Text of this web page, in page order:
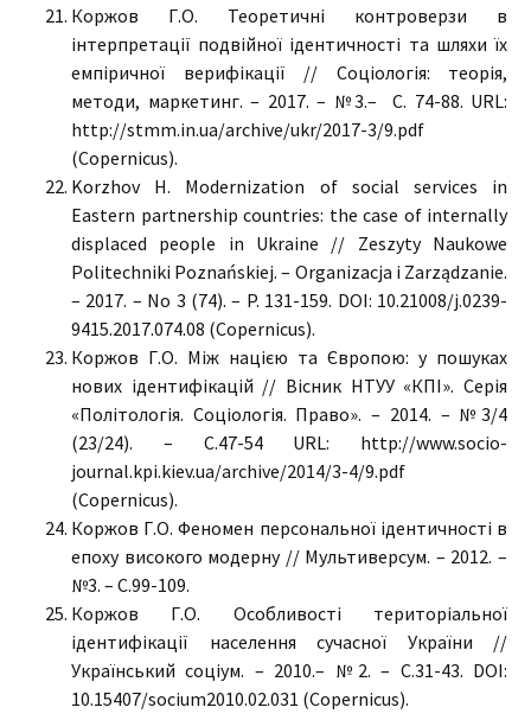
Коржов Г.О. Теоретичні контроверзи в
інтерпретації подвійної ідентичності та шляхи їх
емпіричної верифікації // Соціологія: теорія,
методи, маркетинг. – 2017. – №3.– С. 74-88. URL:
http://stmm.in.ua/archive/ukr/2017-3/9.pdf
(Copernicus).
Korzhov H. Modernization of social services in
Eastern partnership countries: the case of internally
displaced people in Ukraine // Zeszyty Naukowe
Politechniki Poznańskiej. – Organizacja i Zarządzanie.
– 2017. – No 3 (74). – P. 131-159. DOI: 10.21008/j.0239-
9415.2017.074.08 (Copernicus).
Коржов Г.О. Між нацією та Європою: у пошуках
нових ідентифікацій // Вісник НТУУ «КПІ». Серія
«Політологія. Соціологія. Право». – 2014. – №3/4
(23/24). – С.47-54 URL: http://www.socio-
journal.kpi.kiev.ua/archive/2014/3-4/9.pdf
(Copernicus).
Коржов Г.О. Феномен персональної ідентичності в
епоху високого модерну // Мультиверсум. – 2012. –
№3. – С.99-109.
Коржов Г.О. Особливості територіальної
ідентифікації населення сучасної України //
Український соціум. – 2010.– №2. – С.31-43. DOI:
10.15407/socium2010.02.031 (Copernicus).